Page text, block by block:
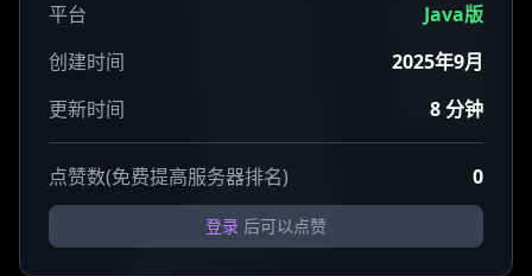
平台
Java版
创建时间
2025年9月
更新时间
8 分钟
点赞数(免费提高服务器排名) 0
登录 后可以点赞